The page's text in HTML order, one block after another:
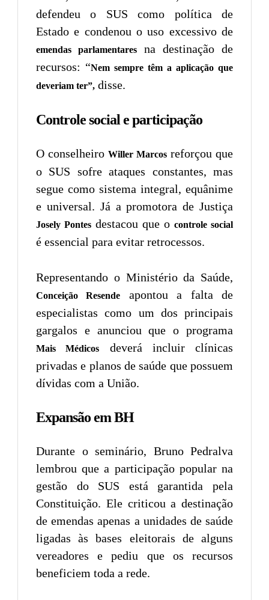
defendeu o SUS como política de
Estado e condenou o uso excessivo de
emendas parlamentares
na destinação de
recursos: “Nem sempre têm a aplicação que
deveriam ter”, disse.
Controle social e participação
O conselheiro Willer Marcos reforçou que
o SUS sofre ataques constantes, mas
segue como sistema integral, equânime
e universal. Já a promotora de Justiça
Josely Pontes destacou que o controle social
é essencial para evitar retrocessos.
Representando o Ministério da Saúde,
Conceição Resende
apontou a falta de
especialistas como um dos principais
gargalos e anunciou que o programa
Mais Médicos
deverá incluir clínicas
privadas e planos de saúde que possuem
dívidas com a União.
Expansão em BH
Durante o seminário, Bruno Pedralva
lembrou que a participação popular na
gestão do SUS está garantida pela
Constituição. Ele criticou a destinação
de emendas apenas a unidades de saúde
ligadas às bases eleitorais de alguns
vereadores e pediu que os recursos
beneficiem toda a rede.